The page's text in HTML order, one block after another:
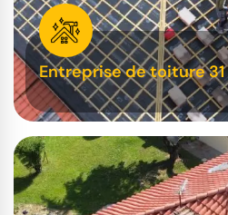
Entreprise de toiture 31